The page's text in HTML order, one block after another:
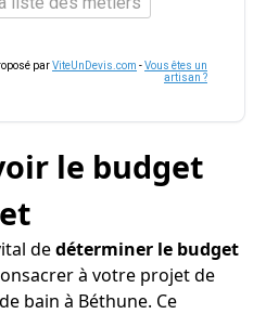
parViteUnDevis.com -Vous êtes un
artisan ?
le budget
dedéterminer le budget
à votre projet de
bain à Béthune. Ce